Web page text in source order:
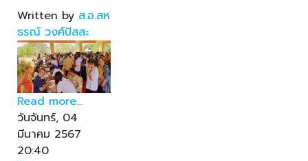
Written by ส.อ.สห
ธรณ์ วงศ์ปัสสะ
Read more...
วันจันทร์, 04
มีนาคม 2567
20:40